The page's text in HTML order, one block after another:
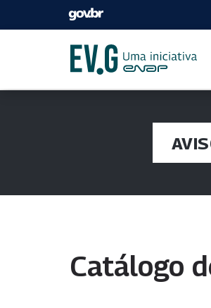
Catálogo